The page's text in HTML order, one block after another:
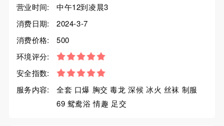
营业时间:
中午12到凌晨3
消费日期:
2024-3-7
消费价格:
500
环境评分:
安全指数:
服务内容:
全套 口爆 胸交 毒龙 深候 冰火 丝袜 制服
69 鸳鸯浴 情趣 足交